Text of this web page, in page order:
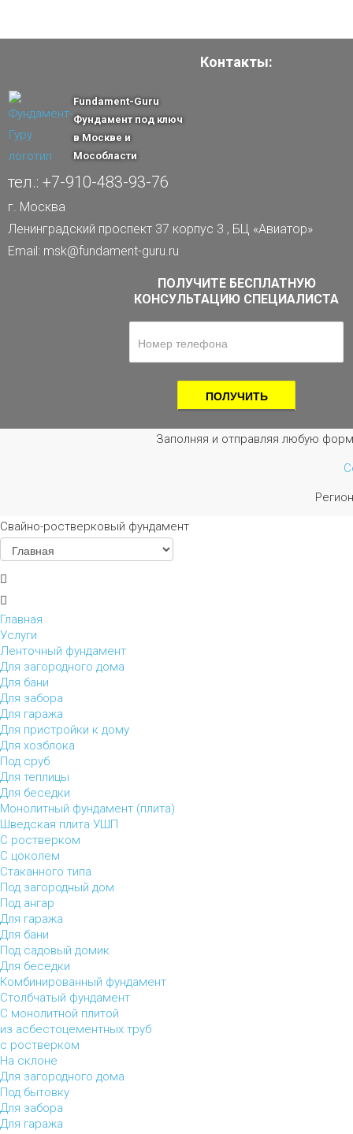
Контакты:
Fundament-Guru
Фундамент под ключ
в Москве и
Мособласти
тел.: +7-910-483-93-76
г. Москва
Ленинградский проспект 37 корпус 3 , БЦ «Авиатор»
Email: msk@fundament-guru.ru
ПОЛУЧИТЕ БЕСПЛАТНУЮ
КОНСУЛЬТАЦИЮ СПЕЦИАЛИСТА
Заполняя и отправляя любую
Свайно-ростверковый фундамент
Главная
Услуги
Ленточный фундамент
Для загородного дома
Для бани
Для забора
Для гаража
Для пристройки к дому
Для хозблока
Под сруб
Для теплицы
Для беседки
Монолитный фундамент (плита)
Шведская плита УШП
С ростверком
С цоколем
Стаканного типа
Под загородный дом
Под ангар
Для гаража
Для бани
Под садовый домик
Для беседки
Комбинированный фундамент
Столбчатый фундамент
С монолитной плитой
из асбестоцементных труб
с ростверком
На склоне
Для загородного дома
Под бытовку
Для забора
Для гаража